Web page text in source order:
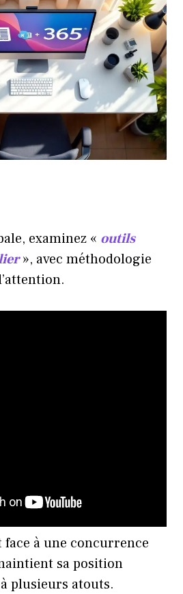
examinez « outils
», avec méthodologie
à une concurrence
sa position
plusieurs atouts.